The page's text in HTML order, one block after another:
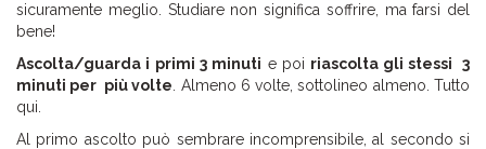
sicuramente meglio. Studiare non significa soffrire, ma farsi del
bene!
Ascolta/guarda i primi 3 minuti e poi riascolta gli stessi 3
minuti per più volte . Almeno 6 volte, sottolineo almeno. Tutto
qui.
Al primo ascolto può sembrare incomprensibile, al secondo si